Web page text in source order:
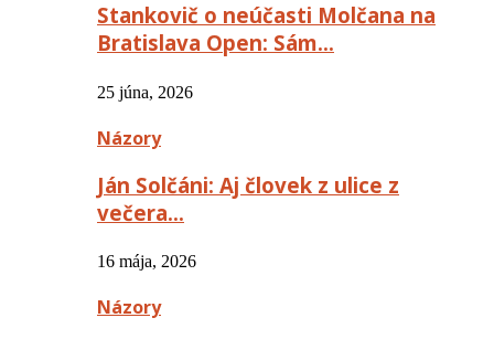
Stankovič o neúčasti Molčana na
Bratislava Open: Sám…
25 júna, 2026
Názory
Ján Solčáni: Aj človek z ulice z
večera…
16 mája, 2026
Názory